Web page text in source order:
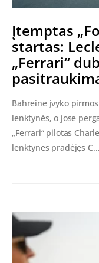
Įtemptas
startas:
„Ferrari“
Bahreine įvyko
lenktynės, o jose
„Ferrari“ pilotas
lenktynes pradėjęs